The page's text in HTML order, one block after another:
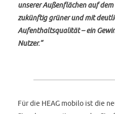
unserer Außenflächen auf
zukünftig grüner und mit
Aufenthaltsqualität – ein
Nutzer.“
Für die HEAG mobilo ist die